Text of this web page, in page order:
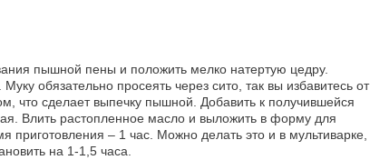
пышной пены и положить мелко натертую цедру.
обязательно просеять через сито, так вы избавитесь от
что сделает выпечку пышной. Добавить к получившейся
Влить растопленное масло и выложить в форму для
приготовления – 1 час. Можно делать это и в мультиварке,
на 1-1,5 часа.